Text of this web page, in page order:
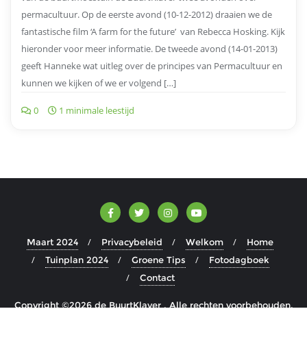
permacultuur. Op de eerste avond (10-12-2012) draaien we de
fantastische film ‘A farm for the future’ van Rebecca Hosking. Kijk
hieronder voor meer informatie. De tweede avond (14-01-2013)
geeft Hanneke wat uitleg over de principes van Permacultuur en
kunnen we kijken of we er volgend […]
0 1 minimale leestijd
Maart 2024 Privacybeleid Welkom
Home
Tuinplan 2024
Groene Tips
Fotodagboek
Contact
Copyright ©2026 de BuurtKlaver . Alle rechten voorbehouden.